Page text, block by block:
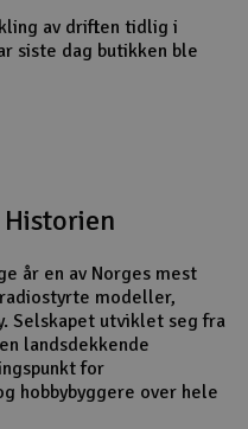
av driften tidlig i
siste dag butikken ble
år en av Norges mest
modeller,
Selskapet utviklet seg fra
landsdekkende
for
hobbybyggere over hele